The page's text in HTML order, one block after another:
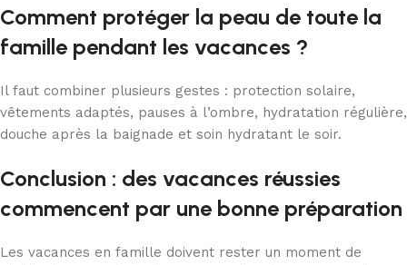
Comment protéger la peau de toute la
famille pendant les vacances ?
Il faut combiner plusieurs gestes : protection solaire,
vêtements adaptés, pauses à l’ombre, hydratation régulière,
douche après la baignade et soin hydratant le soir.
Conclusion : des vacances réussies
commencent par une bonne préparation
Les vacances en famille doivent rester un moment de